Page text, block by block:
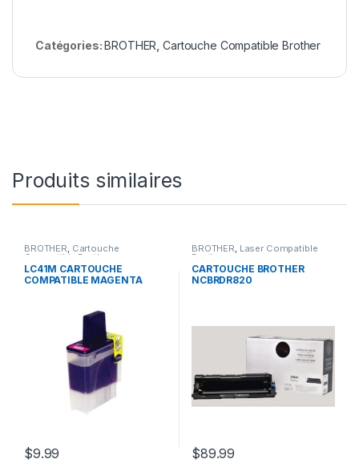
Catégories: BROTHER,Cartouche Compatible Brother
Produits similaires
BROTHER, Cartouche
Compatible Brother
LC41M CARTOUCHE
COMPATIBLE MAGENTA
$9.99
BROTHER, Laser Compatible
Brother
CARTOUCHE BROTHER
NCBRDR820
$89.99